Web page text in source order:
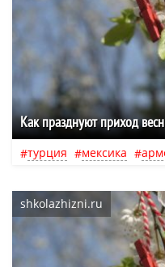
Как празднуют приход
турция мексика
shkolazhizni.ru